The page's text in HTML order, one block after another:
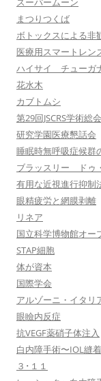
まつりつくば
ボトックスによる非
医療用スマートレン
ハイサイ チューガ
花水木
カブトムシ
第29回JSCRS学術総会
研究学園医療懇話会
睡眠時無呼吸症候群
ブラッスリー ドゥ
有用な近視進行抑制
眼精疲労と網膜剥離
リネア
国立科学博物館オー
STAP細胞
体が資本
国際学会
アルゾーニ・イタリ
眼瞼内反症
抗VEGF薬硝子体注入
白内障手術〜IOL縫
３･１１